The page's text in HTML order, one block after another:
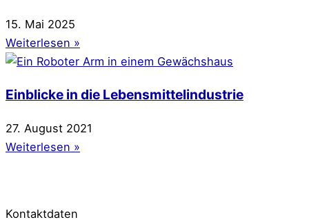
15. Mai 2025
Weiterlesen »
Einblicke in die Lebensmittelindustrie
27. August 2021
Weiterlesen »
Kontaktdaten